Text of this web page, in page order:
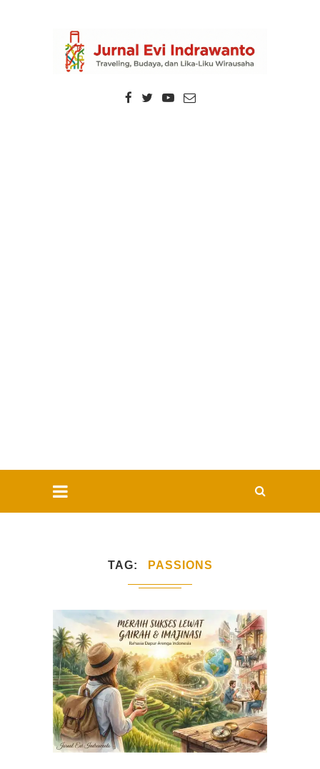
TAG PASSIONS